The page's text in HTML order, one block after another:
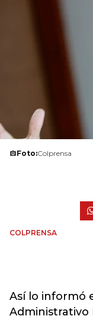
Foto:Colprensa
COLPRENSA
Así lo informó
Administrativo